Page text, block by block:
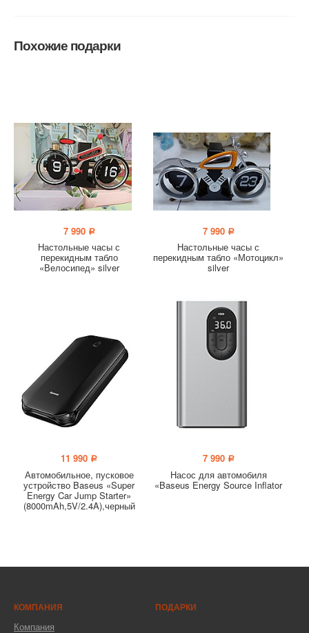
Похожие подарки
7 990 a
Настольные часы с
перекидным табло
«Велосипед» silver
7 990 a
Настольные часы с
перекидным табло «Мотоцикл»
silver
11 990 a
Автомобильное, пусковое
устройство Baseus «Super
Energy Car Jump Starter»
(8000mAh,5V/2.4A),черный
7 990 a
Насос для автомобиля
«Baseus Energy Source Inflator
КОМПАНИЯ
Компания
ПОДАРКИ